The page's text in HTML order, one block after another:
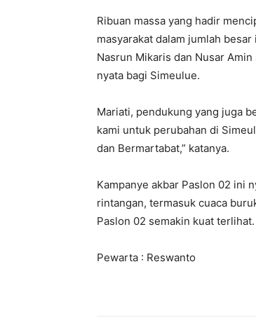
Ribuan massa yang hadir
masyarakat dalam jumlah
Nasrun Mikaris dan Nusar
nyata bagi Simeulue.
Mariati, pendukung yang juga
kami untuk perubahan di
dan Bermartabat,” katanya.
Kampanye akbar Paslon 02 ini
rintangan, termasuk cuaca
Paslon 02 semakin kuat terlihat.
Pewarta : Reswanto